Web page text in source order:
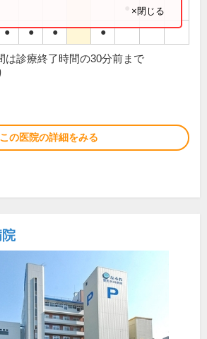
● ● ● ●
×閉じる
は診療終了時間の30分前まで
この医院の詳細をみる